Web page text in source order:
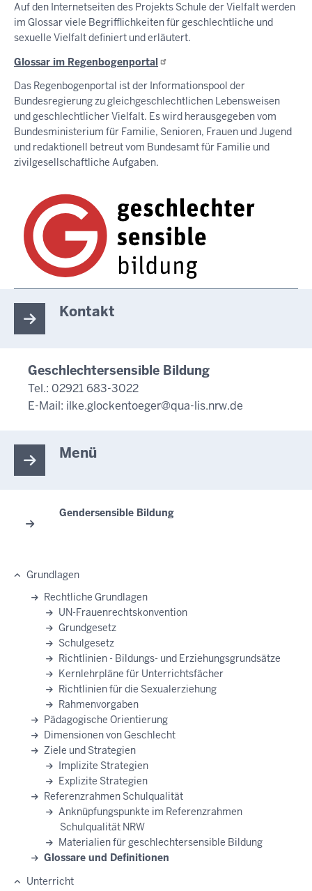
Auf den Internetseiten des Projekts Schule der Vielfalt werden
im Glossar viele Begrifflichkeiten für geschlechtliche und
sexuelle Vielfalt definiert und erläutert.
Glossar im Regenbogenportal
Das Regenbogenportal ist der Informationspool der
Bundesregierung zu gleichgeschlechtlichen Lebensweisen
und geschlechtlicher Vielfalt. Es wird herausgegeben vom
Bundesministerium für Familie, Senioren, Frauen und Jugend
und redaktionell betreut vom Bundesamt für Familie und
zivilgesellschaftliche Aufgaben.
Kontakt
Geschlechtersensible Bildung
Tel.: 02921 683-3022
E-Mail: ilke.glockentoeger@qua-lis.nrw.de
Menü
Gendersensible Bildung
Grundlagen
Rechtliche Grundlagen
UN-Frauenrechtskonvention
Grundgesetz
Schulgesetz
Richtlinien - Bildungs- und Erziehungsgrundsätze
Kernlehrpläne für Unterrichtsfächer
Richtlinien für die Sexualerziehung
Rahmenvorgaben
Pädagogische Orientierung
Dimensionen von Geschlecht
Ziele und Strategien
Implizite Strategien
Explizite Strategien
Referenzrahmen Schulqualität
Anknüpfungspunkte im Referenzrahmen
Schulqualität NRW
Materialien für geschlechtersensible Bildung
Glossare und Definitionen
Unterricht